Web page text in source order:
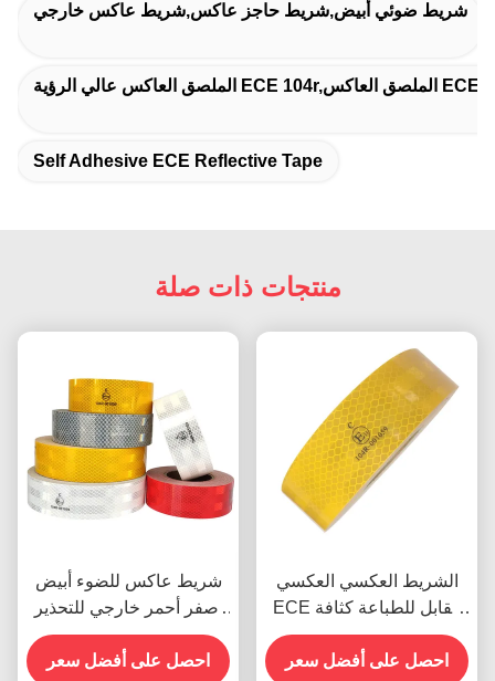
شريط ضوئي أبيض,شريط حاجز عاكس,شريط عاكس خارجي
Self Adhesive ECE Reflective Tape
منتجات ذات صلة
شريط عاكس للضوء أبيض
أصفر أحمر خارجي للتحذير
ECE للمقطورات
احصل على أفضل سعر
الشريط العكسي العكسي
ECE القابل للطباعة كثافة
عالية
احصل على أفضل سعر